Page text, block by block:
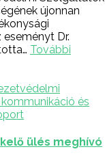
újonnan
Dr.
További
és
ülés meghívó